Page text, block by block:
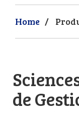
Home /
de